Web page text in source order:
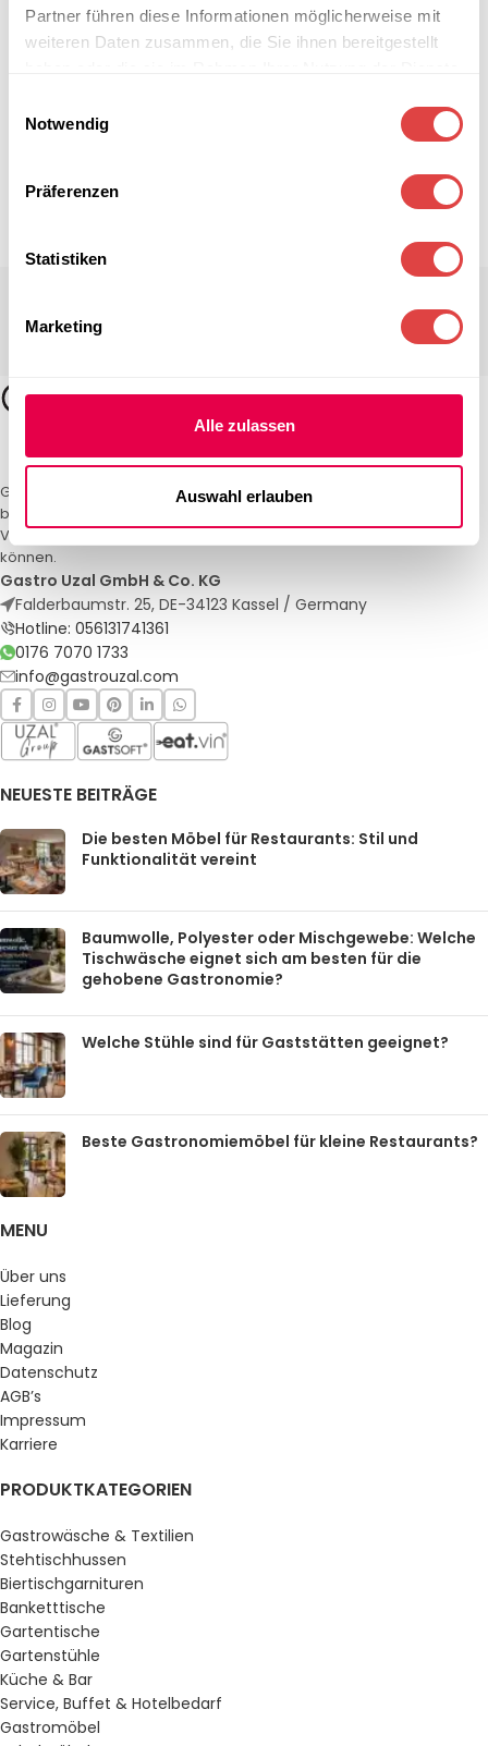
Partner führen diese Informationen möglicherweise mit
weiteren Daten zusammen, die Sie ihnen bereitgestellt
Notwendig
Präferenzen
Statistiken
Marketing
Alle zulassen
Auswahl erlauben
Gastro Uzal – Ihr Spezialist für Gastronomiemöbel und -textilien. Wir
bieten maßgeschneiderte Lösungen für Restaurants, Hotels und
Veranstaltungen. Qualität und Service, auf die Sie sich verlassen
können.
Gastro Uzal GmbH & Co. KG
Falderbaumstr. 25, DE-34123 Kassel / Germany
Hotline: 056131741361
0176 7070 1733
info@gastrouzal.com
NEUESTE BEITRÄGE
Die besten Möbel für Restaurants: Stil und
Funktionalität vereint
Baumwolle, Polyester oder Mischgewebe: Welche
Tischwäsche eignet sich am besten für die
gehobene Gastronomie?
Welche Stühle sind für Gaststätten geeignet?
Beste Gastronomiemöbel für kleine Restaurants?
MENU
Über uns
Lieferung
Blog
Magazin
Datenschutz
AGB’s
Impressum
Karriere
PRODUKTKATEGORIEN
Gastrowäsche & Textilien
Stehtischhussen
Biertischgarnituren
Banketttische
Gartentische
Gartenstühle
Küche & Bar
Service, Buffet & Hotelbedarf
Gastromöbel